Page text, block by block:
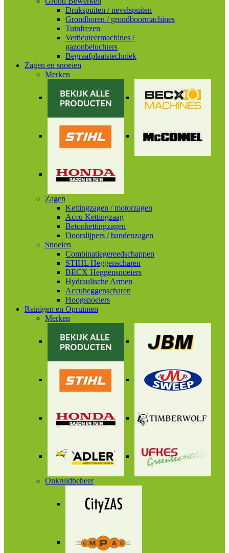
Drukspuiten / nevelspuiten
Grondboren / grondboormachines
Tuinfrezen
Verticuteermachines /
gazonbeluchters
Begraafplaatstechniek
Zagen en snoeien
Merken
Zagen
Kettingzagen / motorzagen
Accu Kettingzaag
Betonkettingzagen
Doorslijpers / bandenzagen
Snoeien
Combinatiegereedschappen
STIHL Heggenscharen
BECX Heggensnoeiers
Hydraulische Armen
Accuheggenscharen
Hoogsnoeiers
Reinigen en Opruimen
Merken
Onkruidbeheer